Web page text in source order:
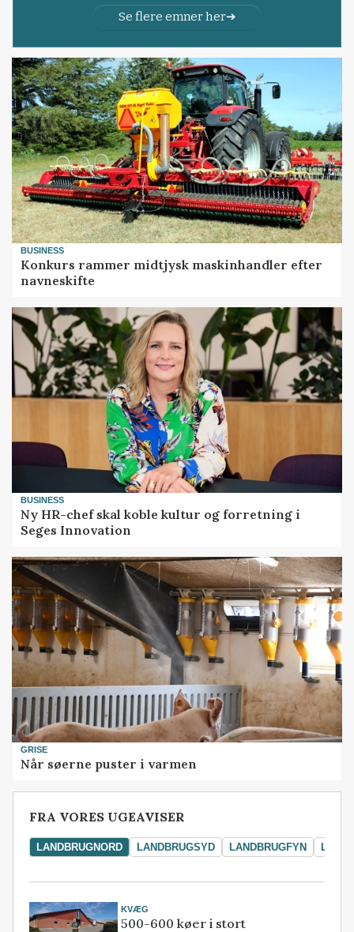
Se flere emner her
BUSINESS
Konkurs rammer midtjysk maskinhandler efter
navneskifte
BUSINESS
Ny HR-chef skal koble kultur og forretning i
Seges Innovation
GRISE
Når søerne puster i varmen
FRA VORES UGEAVISER
LANDBRUGNORD LANDBRUGSYD LANDBRUGFYN
KVÆG
500-600 køer i stort